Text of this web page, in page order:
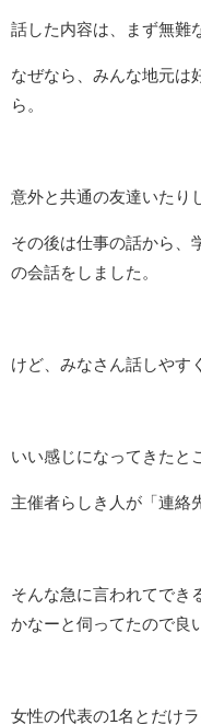
話した内容は、まず無難
なぜなら、みんな地元は
ら。
意外と共通の友達いたり
その後は仕事の話から、
の会話をしました。
けど、みなさん話しやす
いい感じになってきたと
主催者らしき人が「連絡
そんな急に言われてでき
かなーと伺ってたので良
女性の代表の1名とだけ